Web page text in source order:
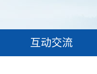
互动交流